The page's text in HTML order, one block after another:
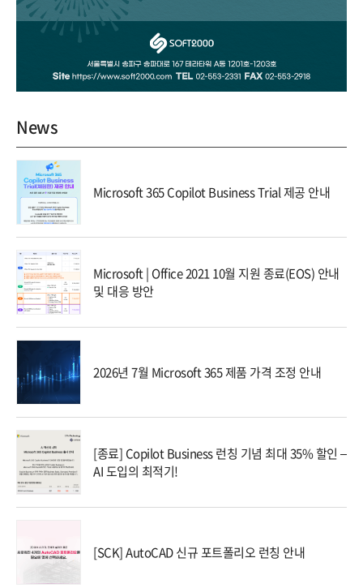
News
Microsoft 365 Copilot Business Trial 제공 안내
Microsoft | Office 2021 10월 지원 종료(EOS) 안내
및 대응 방안
2026년 7월 Microsoft 365 제품 가격 조정 안내
[종료] Copilot Business 런칭 기념 최대 35% 할인 –
AI 도입의 최적기!
[SCK] AutoCAD 신규 포트폴리오 런칭 안내